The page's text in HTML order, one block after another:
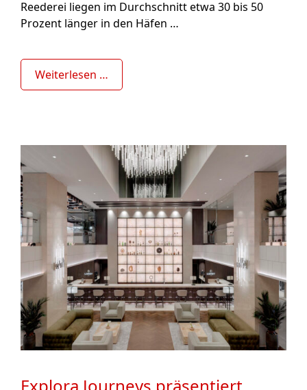
Reederei liegen im Durchschnitt etwa 30 bis 50
Prozent länger in den Häfen …
Weiterlesen …